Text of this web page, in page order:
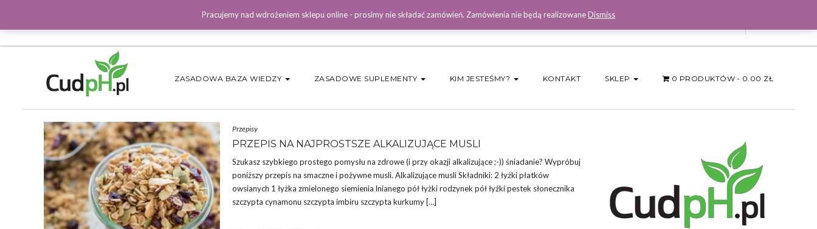
ZASADOWA BAZA WIEDZY ZASADOWE SUPLEMENTY KIM JESTEŚMY? KONTAKT SKLEP 0 PRODUKTÓW 0.00 ZŁ
Przepisy
PRZEPIS NA NAJPROSTSZE ALKALIZUJĄCE MUSLI
Szukasz szybkiego prostego pomysłu na zdrowe (i przy okazji alkalizujące ;-)) śniadanie? Wypróbuj
poniższy przepis na smaczne i pożywne musli. Alkalizujące musli Składniki: 2 łyżki płatków
owsianych 1 łyżka zmielonego siemienia lnianego pół łyżki rodzynek pół łyżki pestek słonecznika
szczypta cynamonu szczypta imbiru szczypta kurkumy […]
Pracujemy nad wdrożeniem sklepu online - prosimy nie składać zamówień. Zamówienia nie będą realizowaneDismiss